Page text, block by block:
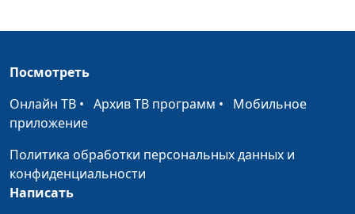
Две молитвы в храме
Крылья Бога в нашей
Под влиянием Духа
Божьего
Посмотреть
Онлайн ТВ • Архив ТВ программ • Мобильное
приложение
Политика обработки персональных данных и
конфиденциальности
Написать